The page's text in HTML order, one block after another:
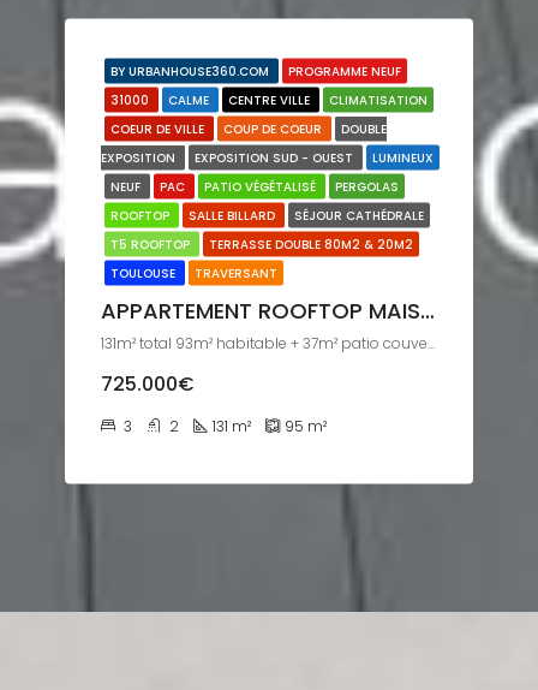
BY URBANHOUSE360.COM
PROGRAMME NEUF
31000
CALME CENTRE VILLE
CLIMATISATION
COEUR DE VILLE
COUP DE COEUR
DOUBLE
EXPOSITION
EXPOSITION SUD - OUEST
LUMINEUX
NEUF
PAC PATIO VÉGÉTALISÉ
PERGOLAS
ROOFTOP
SALLE BILLARD
SÉJOUR CATHÉDRALE
T5 ROOFTOP
TERRASSE DOUBLE 80M2 & 20M2
TOULOUSE
TRAVERSANT
APPARTEMENT ROOFTOP MAISON SUR LES TOITS
131m² total 93m² habitable + 37m² patio couvert toutes saisons
725.000€
3 2 131 m² 95 m²